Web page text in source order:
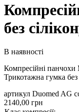
без
В наявності
Компресійні панчохи
Трикотажна гумка без
артикул Duomed AG
2140,00 грн